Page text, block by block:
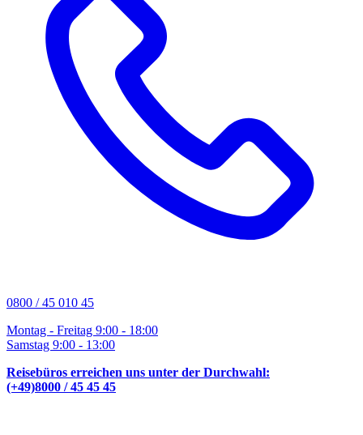
0800 / 45 010 45
Montag - Freitag 9:00 - 18:00
Samstag 9:00 - 13:00
Reisebüros erreichen uns unter der Durchwahl:
(+49)8000 / 45 45 45